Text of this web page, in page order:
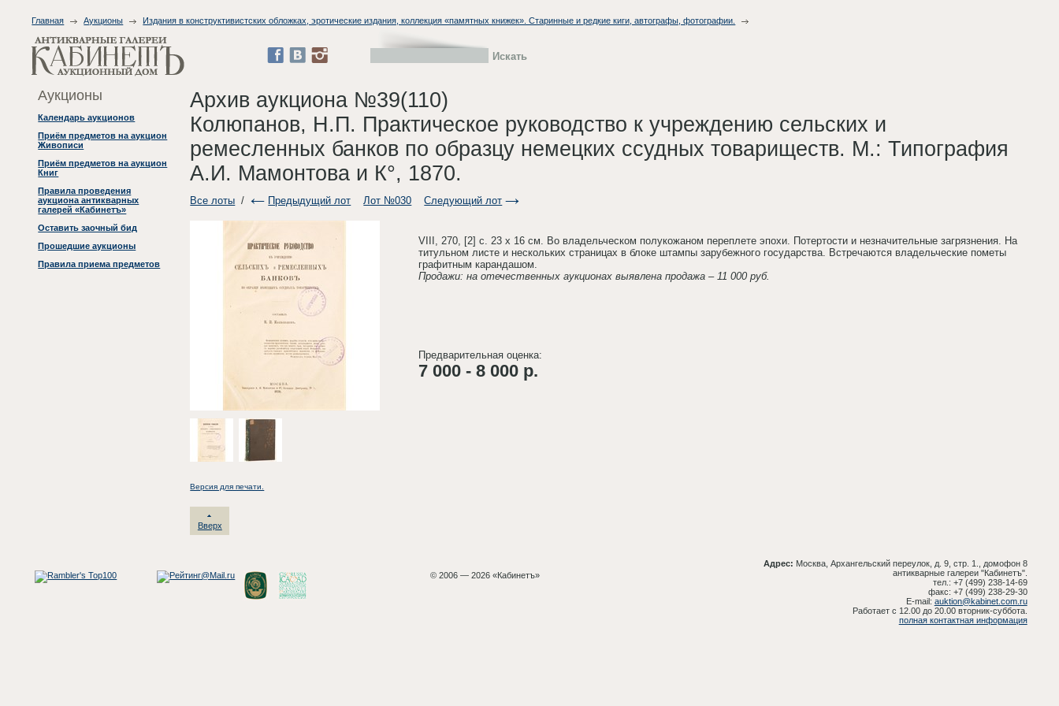
Главная Аукционы Издания в конструктивистских обложках, эротические издания, коллекция «памятных книжек». Старинные и редкие киги, автографы, фотографии.
Аукционы
Календарь аукционов
Приём предметов на аукцион
Живописи
Приём предметов на аукцион
Книг
Правила проведения
аукциона антикварных
галерей «Кабинетъ»
Оставить заочный бид
Прошедшие аукционы
Правила приема предметов
Архив аукциона №39(110)
Колюпанов, Н.П. Практическое руководство к учреждению сельских и
ремесленных банков по образцу немецких ссудных товариществ. М.: Типография
А.И. Мамонтова и К°, 1870.
Все лоты / Предыдущий лот Лот №030 Следующий лот
VIII, 270, [2] с. 23 х 16 см. Во владельческом полукожаном переплете эпохи. Потертости и незначительные загрязнения. На
титульном листе и нескольких страницах в блоке штампы зарубежного государства. Встречаются владельческие пометы
графитным карандашом.
Продажи: на отечественных аукционах выявлена продажа – 11 000 руб.
Предварительная оценка:
7 000 - 8 000 р.
Версия для печати.
Вверх
Адрес: Москва, Архангельский переулок, д. 9, стр. 1., домофон 8
антикварные галереи "Кабинетъ".
тел.: +7 (499) 238-14-69
факс: +7 (499) 238-29-30
E-mail: auktion@kabinet.com.ru
Работает с 12.00 до 20.00 вторник-суббота.
полная контактная информация
© 2006 — 2026 «Кабинетъ»